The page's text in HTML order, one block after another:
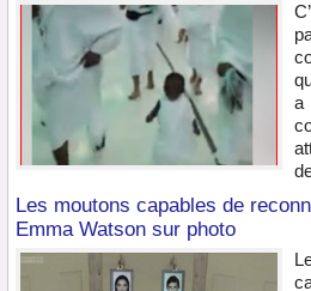
a
Les moutons capables de
Emma Watson sur photo